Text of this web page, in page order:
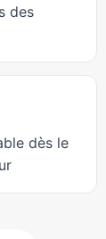
des
dès le